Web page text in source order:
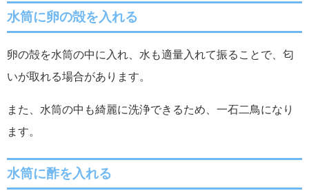
水筒に卵の殻を入れる
卵の殻を水筒の中に入れ、水も適量入れて振ることで、匂
いが取れる場合があります。
また、水筒の中も綺麗に洗浄できるため、一石二鳥になり
ます。
水筒に酢を入れる